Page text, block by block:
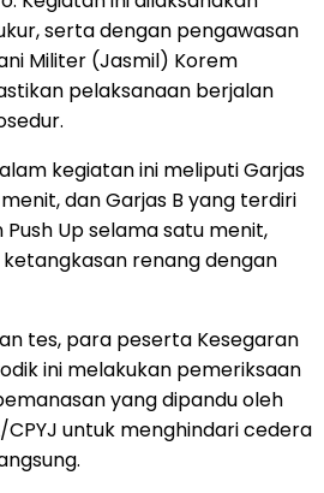
serta dengan pengawasan
Militer (Jasmil) Korem
pelaksanaan berjalan
kegiatan ini meliputi Garjas
dan Garjas B yang terdiri
Push Up selama satu menit,
renang dengan
tes, para peserta Kesegaran
ini melakukan pemeriksaan
yang dipandu oleh
untuk menghindari cedera